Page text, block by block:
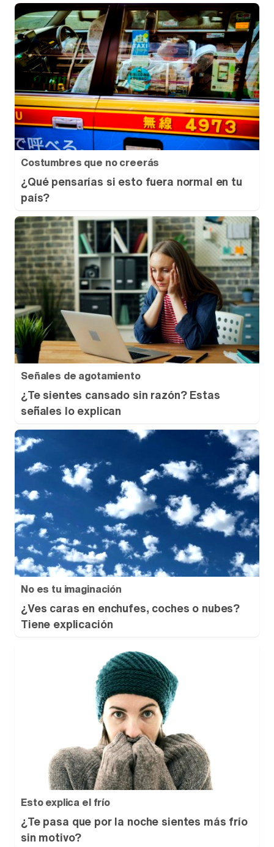
Costumbres que no creerás
¿Qué pensarías si esto fuera normal en tu
país?
Señales de agotamiento
¿Te sientes cansado sin razón? Estas
señales lo explican
No es tu imaginación
¿Ves caras en enchufes, coches o nubes?
Tiene explicación
Esto explica el frío
¿Te pasa que por la noche sientes más frío
sin motivo?